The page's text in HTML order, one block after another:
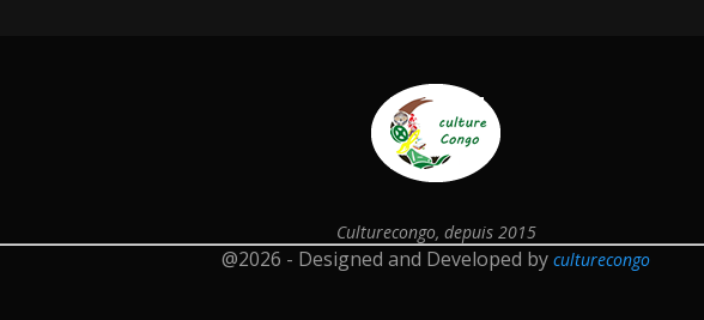
Culturecongo, depuis 2015
@2026 - Designed and Developed by culturecongo